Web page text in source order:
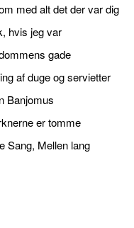
med alt det der var dig
hvis jeg var
gade
af duge og servietter
Banjomus
er tomme
Sang, Mellen lang